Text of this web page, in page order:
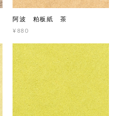
阿波 粕板紙 茶
¥880